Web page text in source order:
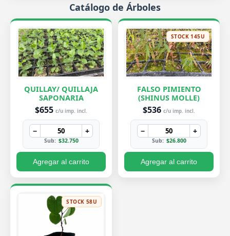
Catálogo de Árboles
QUILLAY/ QUILLAJA
SAPONARIA
$655 c/u imp. incl.
− +
Sub: $32.750
Agregar al carrito
STOCK 145U
FALSO PIMIENTO
(SHINUS MOLLE)
$536 c/u imp. incl.
− +
Sub: $26.800
Agregar al carrito
STOCK 58U